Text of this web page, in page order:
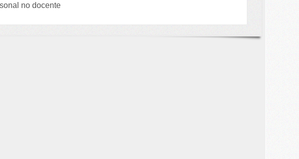
no docente